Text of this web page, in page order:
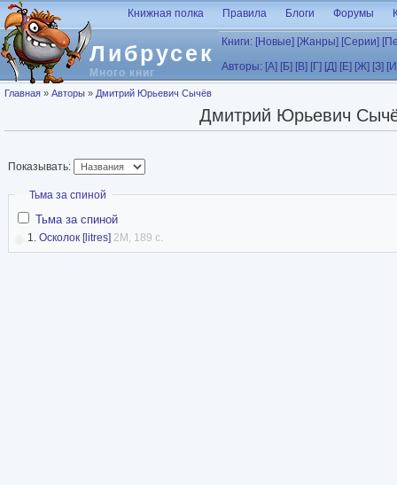
Перейти к основному содержанию
Либрусек
Много книг
Книжная полка Правила Блоги Форумы
Книги: [Новые] [Жанры] [Серии]
Авторы: [А] [Б] [В] [Г] [Д] [Е] [Ж] [З]
Вы здесь
Главная » Авторы » Дмитрий Юрьевич Сычёв
Дмитрий Юрьевич
Показывать:
Скрыть
Тьма за спиной
Тьма за спиной
1. Осколок [litres] 2M, 189 с.